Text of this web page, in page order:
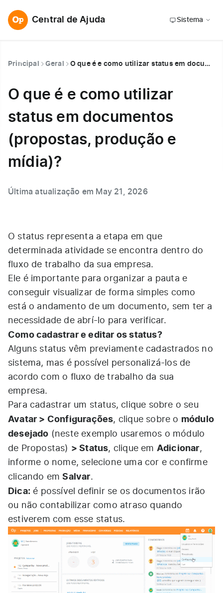
Central de Ajuda Sistema
Principal Geral O que é e como utilizar status em documentos (propostas, produção e mídia)?
O que é e como utilizar
status em documentos
(propostas, produção e
mídia)?
Última atualização em May 21, 2026
O status representa a etapa em que
determinada atividade se encontra dentro do
fluxo de trabalho da sua empresa.
Ele é importante para organizar a pauta e
conseguir visualizar de forma simples como
está o andamento de um documento, sem ter a
necessidade de abrí-lo para verificar.
Como cadastrar e editar os status?
Alguns status vêm previamente cadastrados no
sistema, mas é possível personalizá-los de
acordo com o fluxo de trabalho da sua
empresa.
Para cadastrar um status, clique sobre o seu
Avatar > Configurações, clique sobre o módulo
desejado (neste exemplo usaremos o módulo
de Propostas) > Status, clique em Adicionar,
informe o nome, selecione uma cor e confirme
clicando emSalvar.
Dica: é possível definir se os documentos irão
ou não contabilizar como atraso quando
estiverem com esse status.